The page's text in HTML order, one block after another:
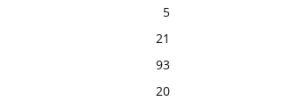
5
21
93
20